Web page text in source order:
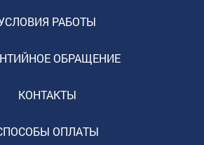
РАБОТЫ
ОБРАЩЕНИЕ
КОНТАКТЫ
ОПЛАТЫ